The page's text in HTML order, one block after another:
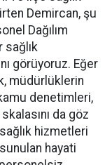
Demircan, şu
Dağılım
sağlık
görüyoruz. Eğer
müdürlüklerin
denetimleri,
da göz
hizmetleri
hayati